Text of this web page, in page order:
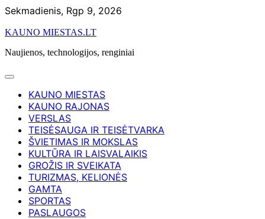
Skip
content
Sekmadienis, Rgp 9, 2026
KAUNO MIESTAS.LT
Naujienos, technologijos, renginiai
KAUNO MIESTAS
KAUNO RAJONAS
VERSLAS
TEISĖSAUGA IR TEISĖTVARKA
ŠVIETIMAS IR MOKSLAS
KULTŪRA IR LAISVALAIKIS
GROŽIS IR SVEIKATA
TURIZMAS, KELIONĖS
GAMTA
SPORTAS
PASLAUGOS